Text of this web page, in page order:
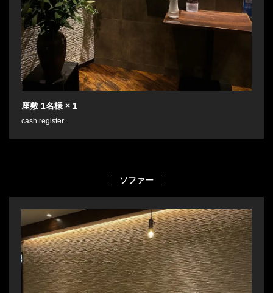
座敷 1名様 × 1
cash register
ソファー